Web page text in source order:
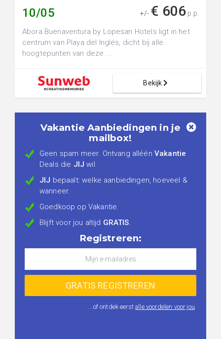
10/05 +/- € 606 p.p.
Abora Buenaventura by Lopesan Hotels ligt in het
centrum van Playa del Inglés, dicht bij alle
hoogtepunten van deze ...
Bekijk
Vakantie Aanbiedingen in je
mailbox!
Geen spam meer. Ontvang alléén Vakantie
Deals die JIJ wil.
JIJ bepaalt: welke aanbiedingen, hoeveel &
wanneer.
Goedkoop op Vakantie.
Blijft voor jou altijd GRATIS.
Registreren:
...of ontdek eerstalle voordelen voor jou.